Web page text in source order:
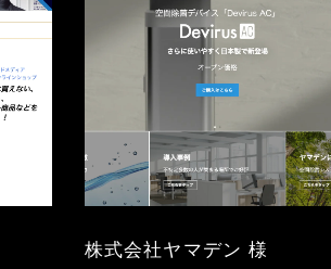
株式会社ヤマデン 様